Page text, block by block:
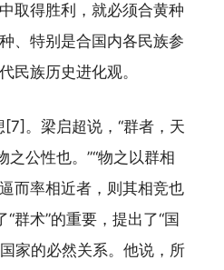
取得胜利，就必须合黄种
、特别是合国内各民族参
民族历史进化观。
[7]。梁启超说，“群者，天
之公性也。”“物之以群相
而率相近者，则其相竞也
群术”的重要，提出了“国
家的必然关系。他说，所